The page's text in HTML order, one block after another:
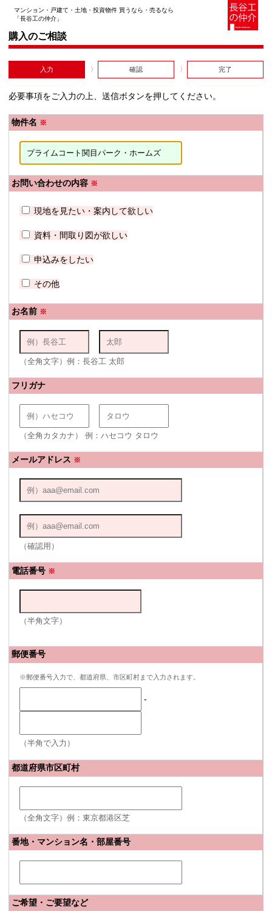
マンション・戸建て・土地・投資物件 買うなら・売るなら
「長谷工の仲介」
購入のご相談
入力 確認 完了
必要事項をご入力の上、送信ボタンを押してください。
物件名 ※
お問い合わせの内容 ※
現地を見たい・案内して欲しい
資料・間取り図が欲しい
申込みをしたい
その他
お名前 ※
（全角文字）例：長谷工 太郎
フリガナ
（全角カタカナ） 例：ハセコウ タロウ
メールアドレス ※
（確認用）
電話番号 ※
（半角文字）
郵便番号
※郵便番号入力で、都道府県、市区町村まで入力されます。
-
（半角で入力）
都道府県市区町村
（全角文字）例：東京都港区芝
番地・マンション名・部屋番号
ご希望・ご要望など